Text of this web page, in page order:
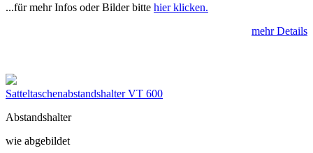
...für mehr Infos oder Bilder bitte hier klicken.
mehr Details
Satteltaschenabstandshalter VT 600
Abstandshalter
wie abgebildet